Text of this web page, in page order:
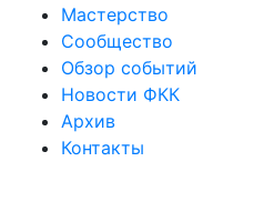
Мастерство
Сообщество
Обзор событий
Новости ФКК
Архив
Контакты